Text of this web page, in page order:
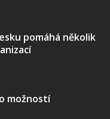
pomáhá několik
možností